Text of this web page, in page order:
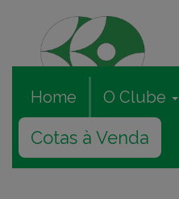
Home O Clube
Cotas à Venda